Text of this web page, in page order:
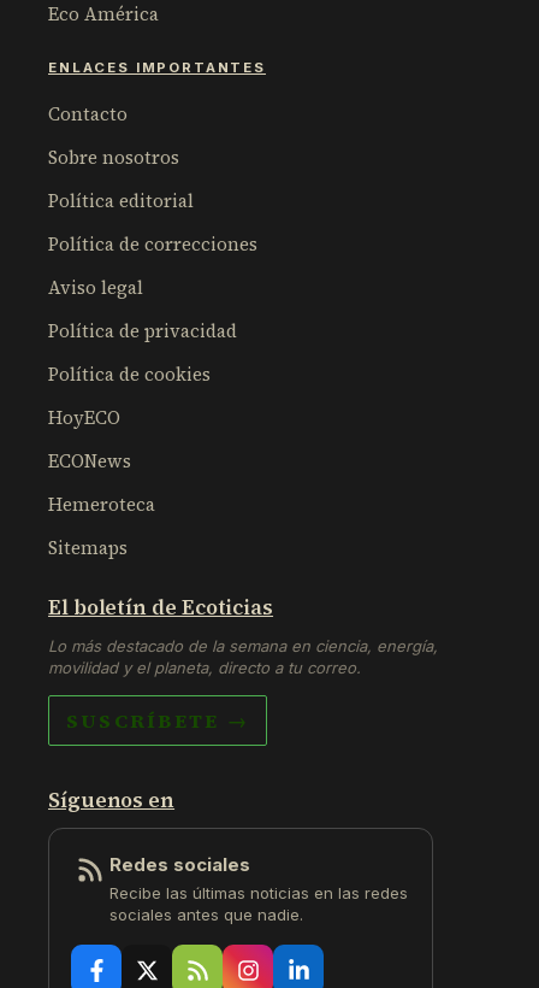
Eco América
ENLACES IMPORTANTES
Contacto
Sobre nosotros
Política editorial
Política de correcciones
Aviso legal
Política de privacidad
Política de cookies
HoyECO
ECONews
Hemeroteca
Sitemaps
El boletín de Ecoticias
Lo más destacado de la semana en ciencia, energía,
movilidad y el planeta, directo a tu correo.
SUSCRÍBETE →
Síguenos en
Redes sociales
Recibe las últimas noticias en las redes
sociales antes que nadie.